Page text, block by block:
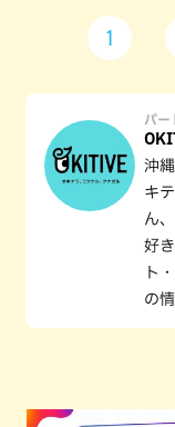
1
パー
沖
キ
ん
好
ト
の